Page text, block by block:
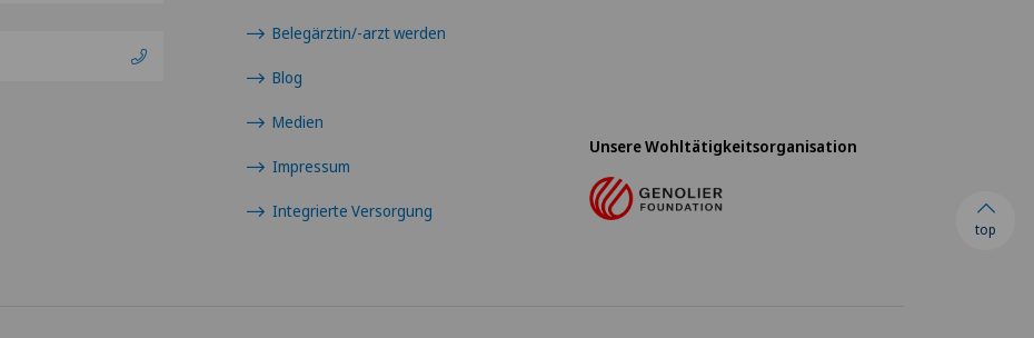
Belegärztin/-arzt werden
Blog
Medien
Impressum
Integrierte Versorgung
Unsere Wohltätigkeitsorganisation
top